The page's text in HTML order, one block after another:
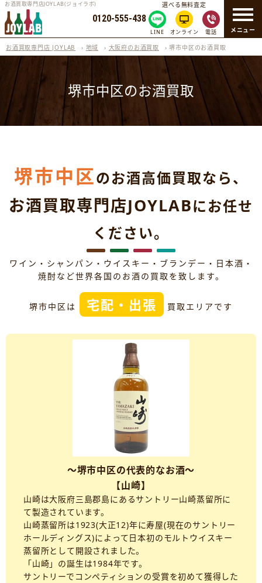
メニュー
お酒買取専門店JOYLAB(ジョイラボ)
0120-555-438
選べる無料査定
LINE オンライン 電話
お酒買取専門店 JOYLAB › 地域 › 大阪府のお酒買取 ›堺市中区のお酒買取
堺市中区のお酒買取
堺市中区のお酒高価買取なら、
お酒買取専門店JOYLABにお任せ
ください。
ワイン・シャンパン・ウイスキー・ブランデー・日本酒・
焼酎など世界各国のお酒の買取を致します。
堺市中区は 宅配・出張 買取エリアです
～堺市中区の代表的なお酒～
【山崎】
山崎は大阪府三島郡島にあるサントリー山崎蒸留所に
て製造されています。
山崎蒸留所は1923(大正12)年に寿屋(現在のサントリー
ホールディングス)によって日本初のモルトウイスキー
蒸留所として開設されました。
「山崎」の誕生は1984年です。
サントリーでコンペティションの受賞を初めて獲得した